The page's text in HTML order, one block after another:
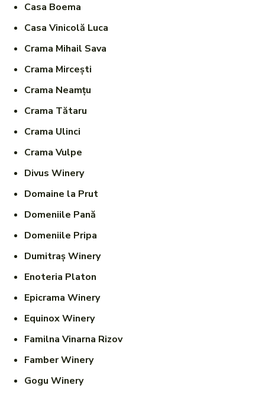
Casa Boema
Casa Vinicolă Luca
Crama Mihail Sava
Crama Mircești
Crama Neamțu
Crama Tătaru
Crama Ulinci
Crama Vulpe
Divus Winery
Domaine la Prut
Domeniile Pană
Domeniile Pripa
Dumitraș Winery
Enoteria Platon
Epicrama Winery
Equinox Winery
Familna Vinarna Rizov
Famber Winery
Gogu Winery